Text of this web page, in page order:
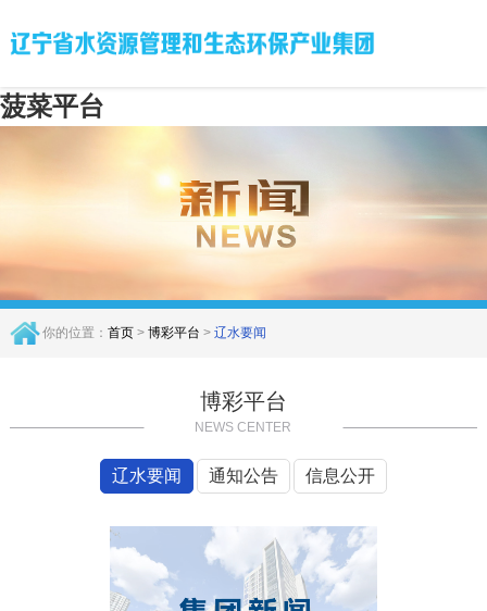
菠菜平台
你的位置： 首页> 博彩平台 > 辽水要闻
博彩平台
NEWS CENTER
辽水要闻 通知公告 信息公开